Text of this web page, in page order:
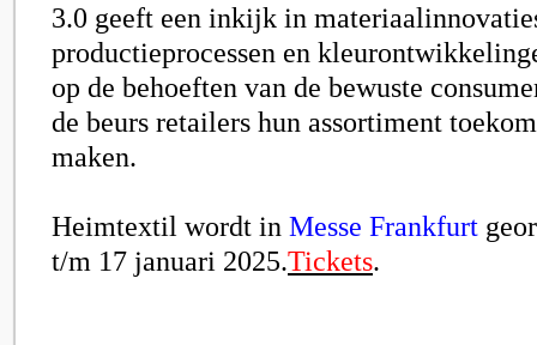
3.0 geeft een inkijk in
productieprocessen en
op de behoeften van de bewuste
de beurs retailers hun assortiment
maken.
Heimtextil wordt in Messe Frankfurt
t/m 17 januari 2025.Tickets.